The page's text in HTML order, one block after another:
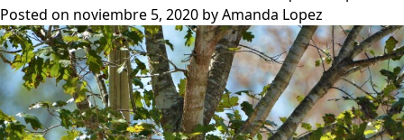
San
Pedro
equipo
especial
de
mantenimiento
Posted on noviembre 5, 2020 byAmanda Lopez